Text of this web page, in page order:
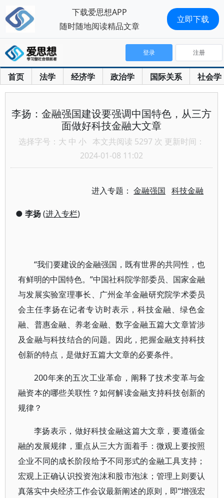
首页 法学 经济学 政治学 国际关系 社会学
登录 注册
李扬：金融强国建设要强调中国特色，从三方
面做好科技金融大文章
选择字号： 大 中 小 本文共阅读 5297 次 更新时间：
2024-01-08 11:02
进入专题：金融强国 科技金融
● 李扬(进入专栏)
“我们要建设的金融强国，既有世界的共同性，也
有鲜明的中国特色。”中国社科院学部委员、国家金融
与发展实验室理事长、广州金羊金融研究院学术委员
会主任李扬在记者专访时表示，科技金融、绿色金
融、普惠金融、养老金融、数字金融五篇大文章皆涉
及金融与科技结合的问题。因此，把握金融支持科技
创新的特点，是做好五篇大文章的必要条件。
200年来的五次工业革命，阐释了技术变革与金
融资本的哪些关联性？如何解读金融支持科技创新的
规律？
李扬表示，做好科技金融这篇大文章，要遵循金
融的发展规律，重点从三大方面着手：微观上要按照
企业不同的成长阶段给予不同形式的金融工具支持；
宏观上正确认识投资泡沫和股市泡沫；管理上则要认
真落实中央经济工作会议最新阐述的原则，即“增强宏
下载爱思想APP
随时随地阅读精品文章
立即下载